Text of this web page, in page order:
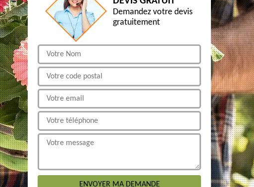
Demandez votre devis
gratuitement